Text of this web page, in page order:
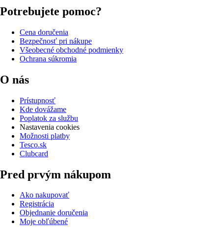
Potrebujete pomoc?
Cena doručenia
Bezpečnosť pri nákupe
Všeobecné obchodné podmienky
Ochrana súkromia
O nás
Prístupnosť
Kde dovážame
Poplatok za službu
Nastavenia cookies
Možnosti platby
Tesco.sk
Clubcard
Pred prvým nákupom
Ako nakupovať
Registrácia
Objednanie doručenia
Moje obľúbené